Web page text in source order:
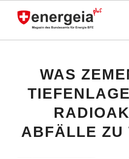
WAS
ABFÄLLE ZU